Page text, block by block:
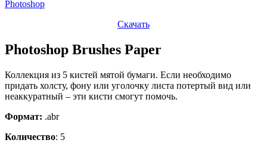
Скачать
Photoshop Brushes Paper
Коллекция из 5 кистей мятой бумаги. Если необходимо
придать холсту, фону или уголочку листа потертый вид или
неаккуратный – эти кисти смогут помочь.
Формат: .abr
Количество: 5